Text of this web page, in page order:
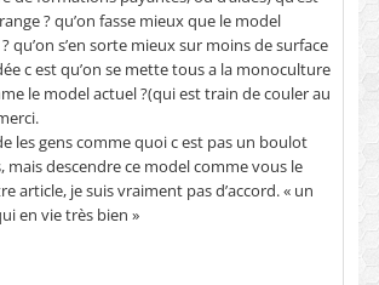
? qu’on fasse mieux que le model
qu’on s’en sorte mieux sur moins de surface
c est qu’on se mette tous a la monoculture
le model actuel ?(qui est train de couler au
les gens comme quoi c est pas un boulot
mais descendre ce model comme vous le
article, je suis vraiment pas d’accord. « un
en vie très bien »